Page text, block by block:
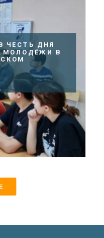
ЧЕСТЬ ДНЯ
МОЛОДЁЖИ В